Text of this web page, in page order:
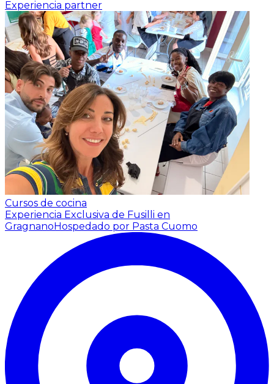
Experiencia partner
Cursos de cocina
Experiencia Exclusiva de Fusilli en
GragnanoHospedado por Pasta Cuomo